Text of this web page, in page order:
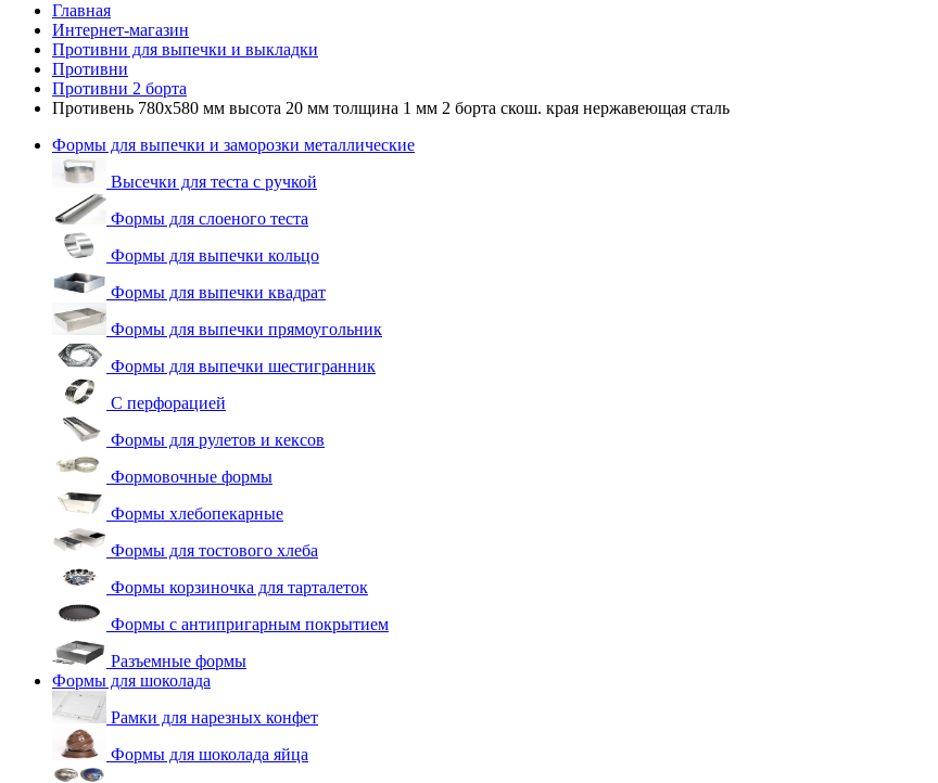
Главная
Интернет-магазин
Противни для выпечки и выкладки
Противни
Противни 2 борта
Противень 780х580 мм высота 20 мм толщина 1 мм 2 борта скош. края нержавеющая сталь
Формы для выпечки и заморозки металлические
Высечки для теста с ручкой
Формы для слоеного теста
Формы для выпечки кольцо
Формы для выпечки квадрат
Формы для выпечки прямоугольник
Формы для выпечки шестигранник
С перфорацией
Формы для рулетов и кексов
Формовочные формы
Формы хлебопекарные
Формы для тостового хлеба
Формы корзиночка для тарталеток
Формы с антипригарным покрытием
Разъемные формы
Формы для шоколада
Рамки для нарезных конфет
Формы для шоколада яйца